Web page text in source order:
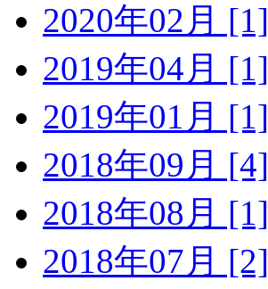
2020年02月 [1]
2019年04月 [1]
2019年01月 [1]
2018年09月 [4]
2018年08月 [1]
2018年07月 [2]